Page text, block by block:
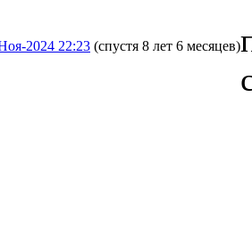
2024 22:23 (спустя 8 лет 6 месяцев)